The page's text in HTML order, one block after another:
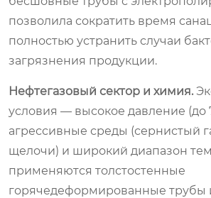
позволила сократить время
полностью устранить случаи
загрязнения продукции.
Нефтегазовый сектор и химия.
условия — высокое давление
агрессивные среды (сернистый
щелочи) и широкий диапазон
применяются толстостенные
горячедеформированные трубы